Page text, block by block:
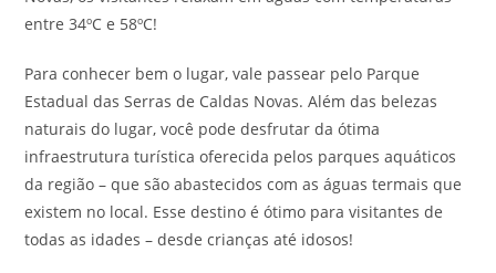
entre 34ºC e 58ºC!
Para conhecer bem o lugar, vale passear pelo Parque
Estadual das Serras de Caldas Novas. Além das belezas
naturais do lugar, você pode desfrutar da ótima
infraestrutura turística oferecida pelos parques aquáticos
da região – que são abastecidos com as águas termais que
existem no local. Esse destino é ótimo para visitantes de
todas as idades – desde crianças até idosos!